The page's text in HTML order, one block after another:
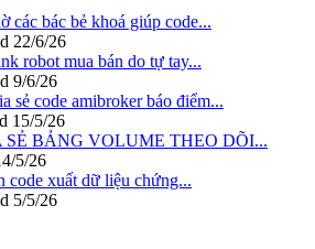
các bác bẻ khoá giúp code...
22/6/26
robot mua bán do tự tay...
9/6/26
sẻ code amibroker báo điểm...
15/5/26
SẺ BẢNG VOLUME THEO DÕI...
5/26
code xuất dữ liệu chứng...
5/5/26